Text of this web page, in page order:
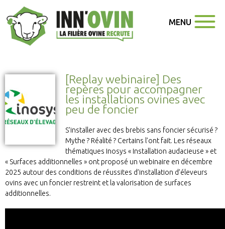
MENU
[Replay webinaire] Des
repères pour accompagner
les installations ovines avec
peu de foncier
S’installer avec des brebis sans foncier sécurisé ?
Mythe ? Réalité ? Certains l’ont fait. Les réseaux
thématiques Inosys « Installation audacieuse » et
« Surfaces additionnelles » ont proposé un webinaire en décembre
2025 autour des conditions de réussites d’installation d’éleveurs
ovins avec un foncier restreint et la valorisation de surfaces
additionnelles.